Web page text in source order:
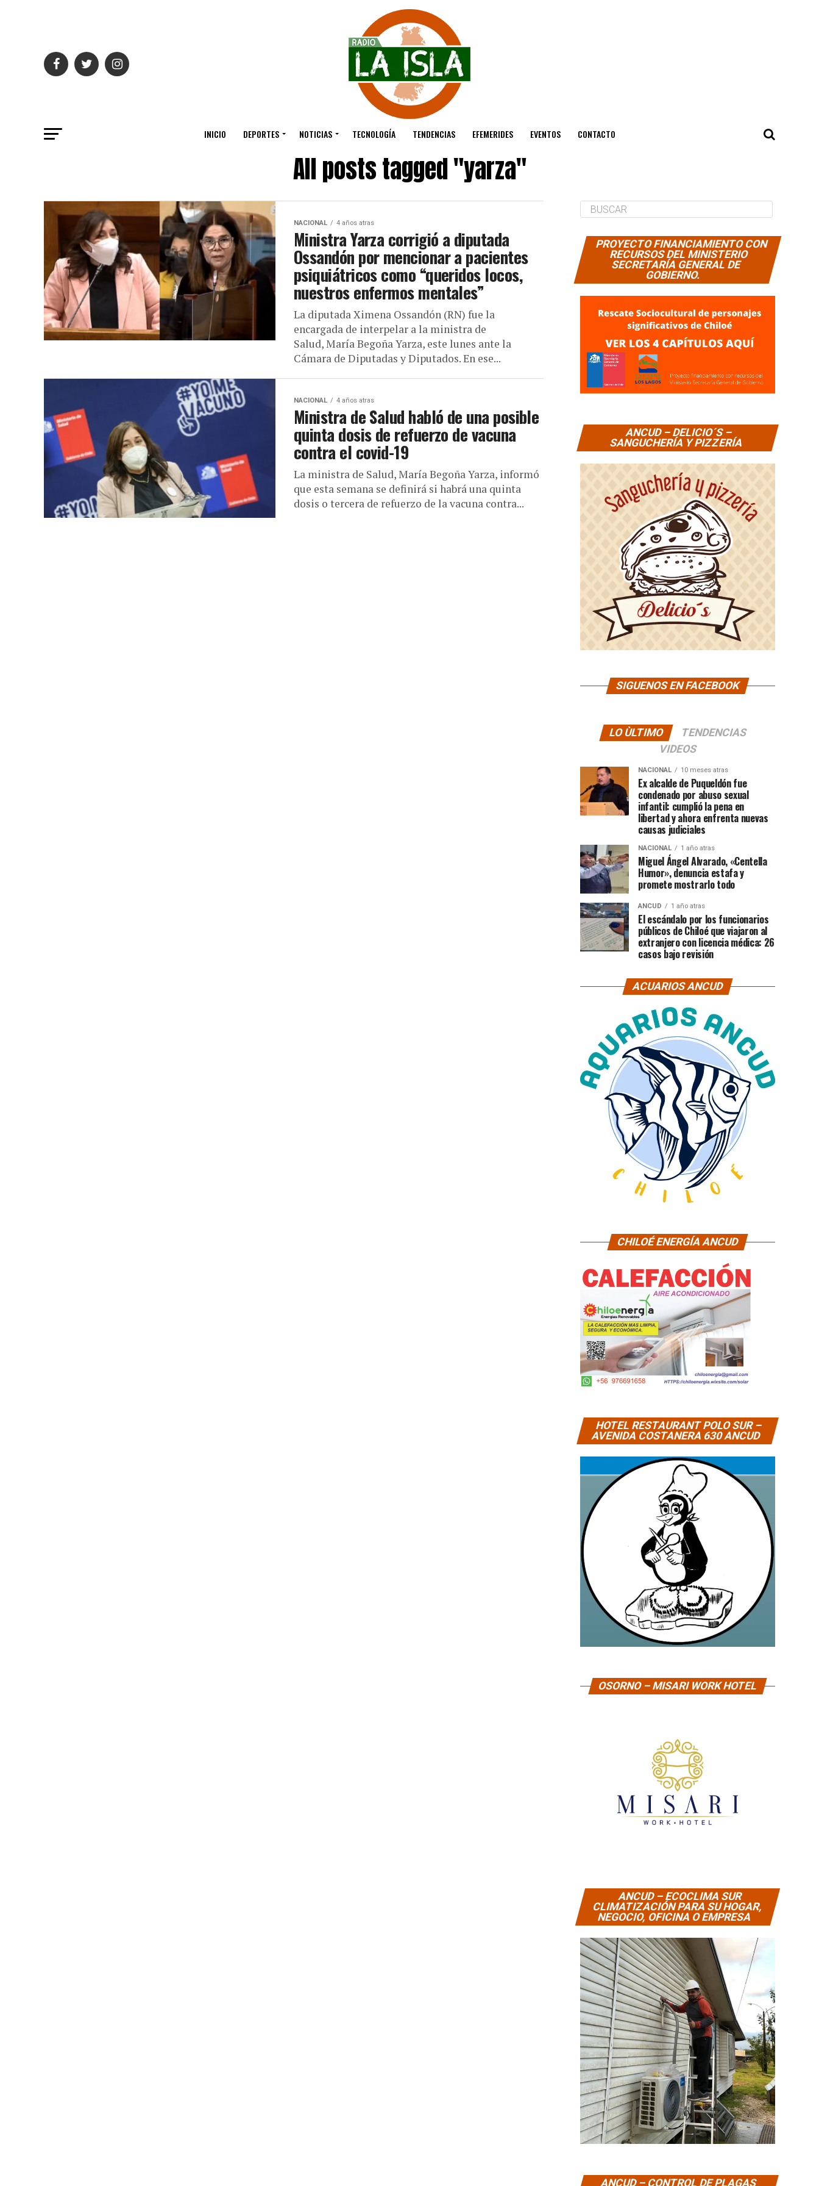
INICIO DEPORTES NOTICIAS TECNOLOGÍA TENDENCIAS EFEMERIDES EVENTOS CONTACTO
All posts tagged "yarza"
NACIONAL 4 años atras
Ministra Yarza corrigió a diputada
Ossandón por mencionar a pacientes
psiquiátricos como “queridos locos,
nuestros enfermos mentales”
La diputada Ximena Ossandón (RN) fue la
encargada de interpelar a la ministra de
Salud, María Begoña Yarza, este lunes ante la
Cámara de Diputadas y Diputados. En ese...
NACIONAL 4 años atras
Ministra de Salud habló de una posible
quinta dosis de refuerzo de vacuna
contra el covid-19
La ministra de Salud, María Begoña Yarza, informó
que esta semana se definirá si habrá una quinta
dosis o tercera de refuerzo de la vacuna contra...
PROYECTO FINANCIAMIENTO CON
RECURSOS DEL MINISTERIO
SECRETARÍA GENERAL DE
GOBIERNO.
ANCUD – DELICIO´S –
SANGUCHERÍA Y PIZZERÍA
SIGUENOS EN FACEBOOK
LO ÙLTIMO
TENDENCIAS
VIDEOS
NACIONAL 10 meses atras
Ex alcalde de Puqueldón fue
condenado por abuso sexual
infantil: cumplió la pena en
libertad y ahora enfrenta nuevas
causas judiciales
NACIONAL 1 año atras
Miguel Ángel Alvarado, «Centella
Humor», denuncia estafa y
promete mostrarlo todo
ANCUD 1 año atras
El escándalo por los funcionarios
públicos de Chiloé que viajaron al
extranjero con licencia médica: 26
casos bajo revisión
ACUARIOS ANCUD
CHILOÉ ENERGÍA ANCUD
HOTEL RESTAURANT POLO SUR –
AVENIDA COSTANERA 630 ANCUD
OSORNO – MISARI WORK HOTEL
ANCUD – ECOCLIMA SUR
CLIMATIZACIÓN PARA SU HOGAR,
NEGOCIO, OFICINA O EMPRESA
ANCUD – CONTROL DE PLAGAS